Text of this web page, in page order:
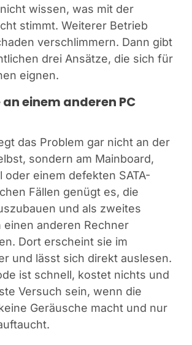
wissen, was mit der
stimmt. Weiterer Betrieb
verschlimmern. Dann gibt
drei Ansätze, die sich für
eignen.
einem anderen PC
das Problem gar nicht an der
sondern am Mainboard,
oder einem defekten SATA-
Fällen genügt es, die
und als zweites
einen anderen Rechner
Dort erscheint sie im
und lässt sich direkt auslesen.
ist schnell, kostet nichts und
Versuch sein, wenn die
Geräusche macht und nur